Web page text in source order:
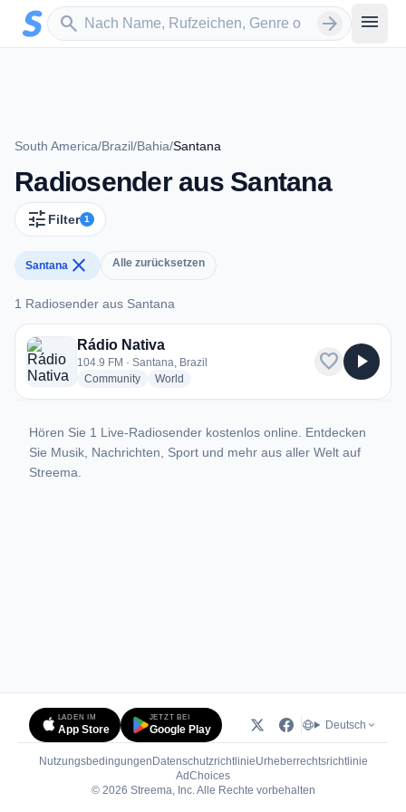
Zum Hauptinhalt springen
search
Sender suchen arrow_forward menu
South America/Brazil/Bahia/Santana
Radiosender aus Santana
tune Filter 1
Santana close Alle zurücksetzen
1 Radiosender aus Santana
1 Radiosender aus Santana
Rádio Nativa
104.9 FM · Santana, Brazil
Communityradio stations
World
favorite play_arrow
Hören Sie 1 Live-Radiosender kostenlos online. Entdecken
Sie Musik, Nachrichten, Sport und mehr aus aller Welt auf
Streema.
LADEN IM
App Store
JETZT BEI
Google Play Deutsch
Nutzungsbedingungen DatenschutzrichtlinieUrheberrechtsrichtlinie
AdChoices(öffnet in neuem Tab)
© 2026 Streema, Inc. Alle Rechte vorbehalten